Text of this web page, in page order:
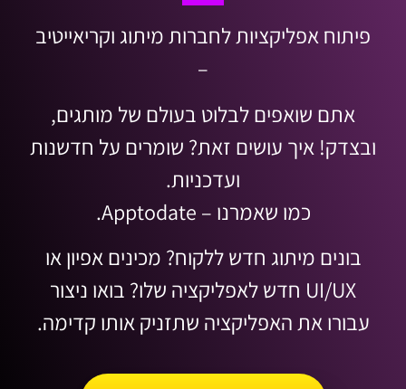
פיתוח אפליקציות לחברות מיתוג וקריאייטיב
–
אתם שואפים לבלוט בעולם של מותגים,
ובצדק! איך עושים זאת? שומרים על חדשנות
ועדכניות.
כמו שאמרנו – Apptodate.
בונים מיתוג חדש ללקוח? מכינים אפיון או
UI/UX חדש לאפליקציה שלו? בואו ניצור
עבורו את האפליקציה שתזניק אותו קדימה.